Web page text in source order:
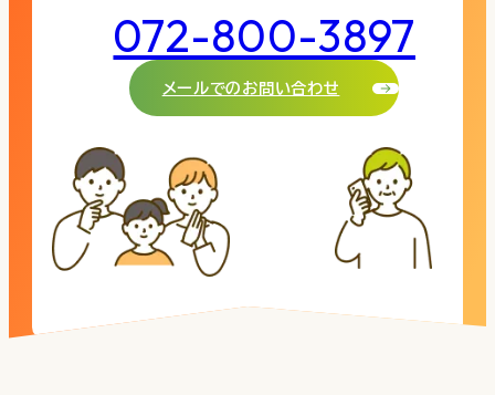
072-800-3897
メールでのお問い合わせ